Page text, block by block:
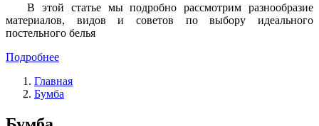
В этой статье мы подробно рассмотрим разнообразие
материалов, видов и советов по выбору идеального
постельного белья
Подробнее
Главная
Бумба